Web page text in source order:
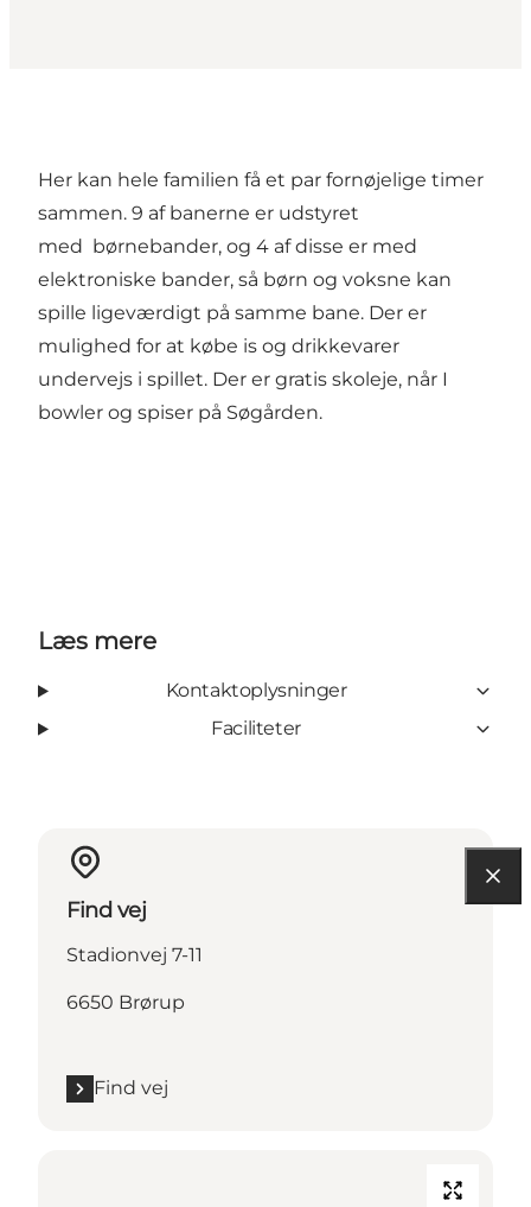
Her kan hele familien få et par fornøjelige timer
sammen. 9 af banerne er udstyret
med børnebander, og 4 af disse er med
elektroniske bander, så børn og voksne kan
spille ligeværdigt på samme bane. Der er
mulighed for at købe is og drikkevarer
undervejs i spillet. Der er gratis skoleje, når I
bowler og spiser på Søgården.
Læs mere
Kontaktoplysninger
Faciliteter
Find vej
Stadionvej 7-11
6650 Brørup
Find vej